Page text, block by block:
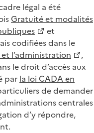
légal a été
Gratuité et modalités
et
codifiées dans le
l’administration
,
le droit d’accès aux
par la loi CADA en
de demander
centrales
d’y répondre,